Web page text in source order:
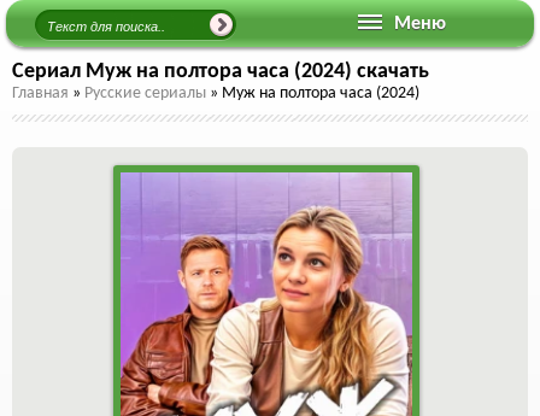
Меню
Сериал Муж на полтора часа (2024) скачать
Главная » Русские сериалы » Муж на полтора часа (2024)